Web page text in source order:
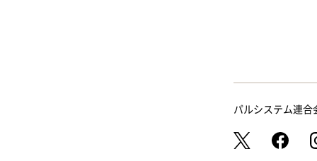
パルシステム連合